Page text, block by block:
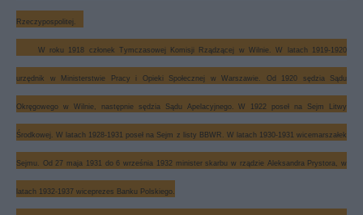
Rzeczypospolitej.
W roku 1918 członek Tymczasowej Komisji Rządzącej w Wilnie. W latach 1919-1920
urzędnik w Ministerstwie Pracy i Opieki Społecznej w Warszawie. Od 1920 sędzia Sądu
Okręgowego w Wilnie, następnie sędzia Sądu Apelacyjnego. W 1922 poseł na Sejm Litwy
Środkowej. W latach 1928-1931 poseł na Sejm z listy BBWR. W latach 1930-1931 wicemarszałek
Sejmu. Od 27 maja 1931 do 6 września 1932 minister skarbu w rządzie Aleksandra Prystora, w
latach 1932-1937 wiceprezes Banku Polskiego.